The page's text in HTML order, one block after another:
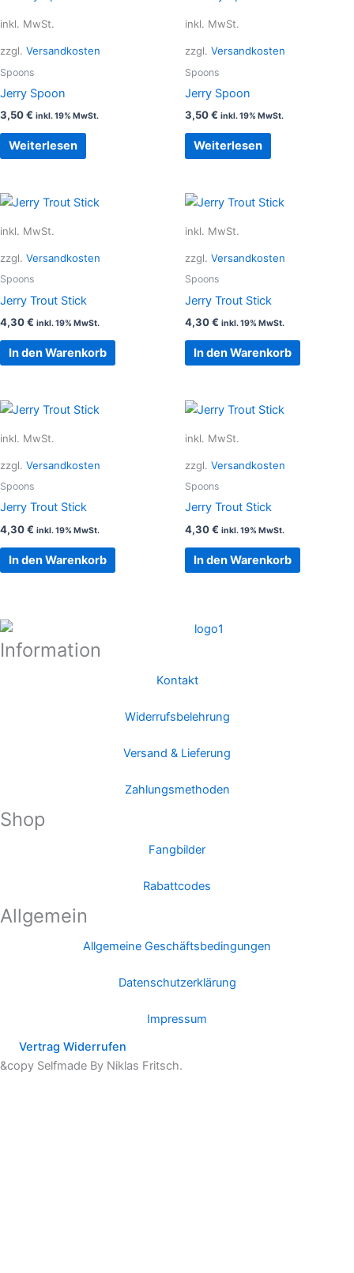
inkl. MwSt.
zzgl. Versandkosten
Spoons
Jerry Spoon
3,50€ inkl. 19% MwSt.
Weiterlesen
inkl. MwSt.
zzgl. Versandkosten
Spoons
Jerry Spoon
3,50€ inkl. 19% MwSt.
Weiterlesen
inkl. MwSt.
zzgl. Versandkosten
Spoons
Jerry Trout Stick
4,30€ inkl. 19% MwSt.
In den Warenkorb
inkl. MwSt.
zzgl. Versandkosten
Spoons
Jerry Trout Stick
4,30€ inkl. 19% MwSt.
In den Warenkorb
inkl. MwSt.
zzgl. Versandkosten
Spoons
Jerry Trout Stick
4,30€ inkl. 19% MwSt.
In den Warenkorb
inkl. MwSt.
zzgl. Versandkosten
Spoons
Jerry Trout Stick
4,30€ inkl. 19% MwSt.
In den Warenkorb
Information
Kontakt
Widerrufsbelehrung
Versand & Lieferung
Zahlungsmethoden
Shop
Fangbilder
Rabattcodes
Allgemein
Allgemeine Geschäftsbedingungen
Datenschutzerklärung
Impressum
Vertrag Widerrufen
&copy Selfmade By Niklas Fritsch.